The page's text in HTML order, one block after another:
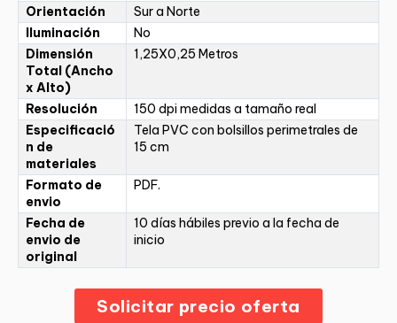
Orientación
Sur a Norte
Iluminación
No
Dimensión
Total (Ancho
x Alto)
1,25X0,25 Metros
Resolución
150 dpi medidas a tamaño real
Especificació
n de
materiales
Tela PVC con bolsillos perimetrales de
15 cm
Formato de
envio
PDF.
Fecha de
envio de
original
10 días hábiles previo a la fecha de
inicio
Solicitar precio oferta